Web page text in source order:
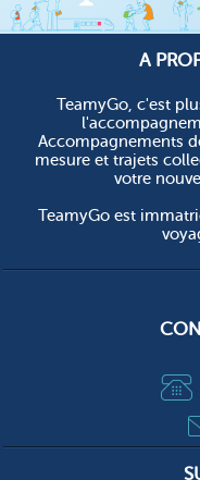
A
TeamyGo, c'est
Accompagnements
mesure et trajets
votre
TeamyGo est